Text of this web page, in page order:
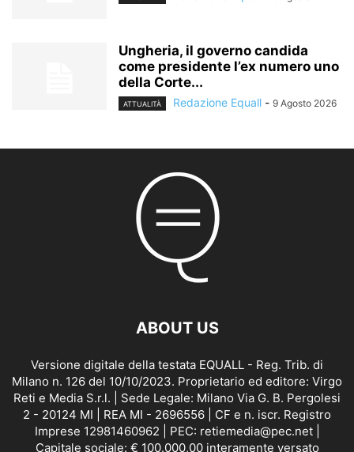
Ungheria, il governo candida
come presidente l’ex numero uno
della Corte...
ATTUALITÀ Redazione Equall - 9 Agosto 2026
ABOUT US
Versione digitale della testata EQUALL - Reg. Trib. di
Milano n. 126 del 10/10/2023. Proprietario ed editore: Virgo
Reti e Media S.r.l. | Sede Legale: Milano Via G. B. Pergolesi
2 - 20124 MI | REA MI - 2696556 | CF e n. iscr. Registro
Imprese 12981460962 | PEC: retiemedia@pec.net |
Capitale sociale: € 100.000,00 interamente versato